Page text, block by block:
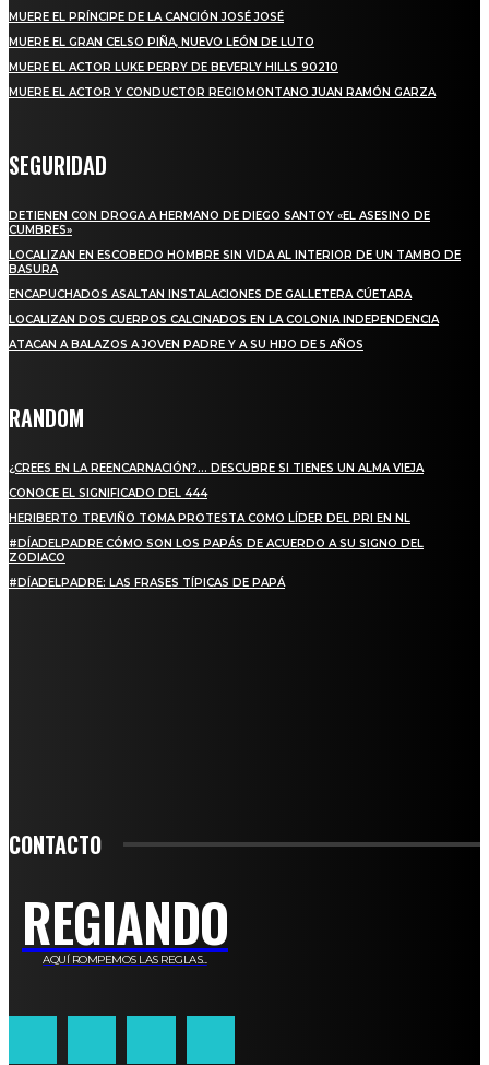
MUERE EL PRÍNCIPE DE LA CANCIÓN JOSÉ JOSÉ
MUERE EL GRAN CELSO PIÑA, NUEVO LEÓN DE LUTO
MUERE EL ACTOR LUKE PERRY DE BEVERLY HILLS 90210
MUERE EL ACTOR Y CONDUCTOR REGIOMONTANO JUAN RAMÓN GARZA
SEGURIDAD
DETIENEN CON DROGA A HERMANO DE DIEGO SANTOY «EL ASESINO DE
CUMBRES»
LOCALIZAN EN ESCOBEDO HOMBRE SIN VIDA AL INTERIOR DE UN TAMBO DE
BASURA
ENCAPUCHADOS ASALTAN INSTALACIONES DE GALLETERA CÚETARA
LOCALIZAN DOS CUERPOS CALCINADOS EN LA COLONIA INDEPENDENCIA
ATACAN A BALAZOS A JOVEN PADRE Y A SU HIJO DE 5 AÑOS
RANDOM
¿CREES EN LA REENCARNACIÓN?… DESCUBRE SI TIENES UN ALMA VIEJA
CONOCE EL SIGNIFICADO DEL 444
HERIBERTO TREVIÑO TOMA PROTESTA COMO LÍDER DEL PRI EN NL
#DÍADELPADRE CÓMO SON LOS PAPÁS DE ACUERDO A SU SIGNO DEL
ZODIACO
#DÍADELPADRE: LAS FRASES TÍPICAS DE PAPÁ
CONTACTO
REGIANDO
AQUÍ ROMPEMOS LAS REGLAS...